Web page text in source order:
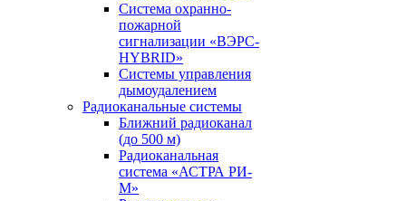
Система охранно-
пожарной
сигнализации «ВЭРС-
HYBRID»
Системы управления
дымоудалением
Радиоканальные системы
Ближний радиоканал
(до 500 м)
Радиоканальная
система «АСТРА РИ-
М»